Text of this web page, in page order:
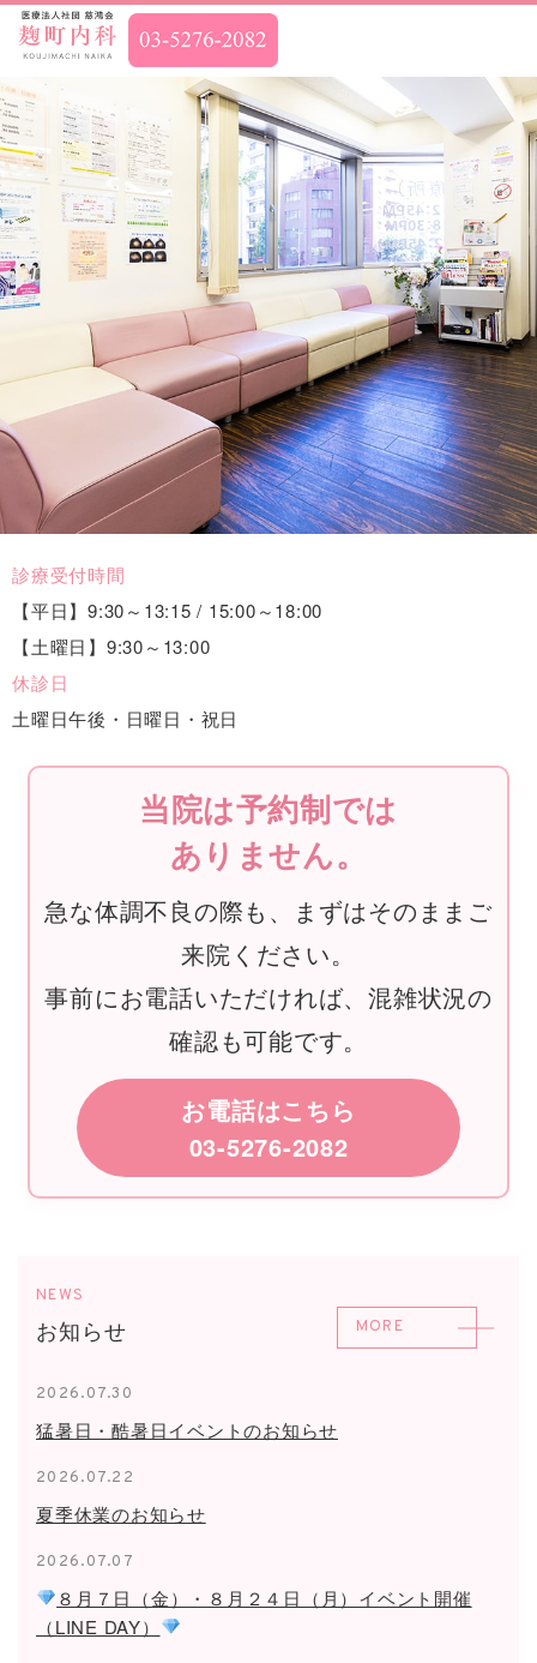
診療受付時間
【平日】9:30～13:15 / 15:00～18:00
【土曜日】9:30～13:00
休診日
土曜日午後・日曜日・祝日
当院は予約制では
ありません。
急な体調不良の際も、まずはそのままご
来院ください。
事前にお電話いただければ、混雑状況の
確認も可能です。
お電話はこちら
03-5276-2082
NEWS
お知らせ MORE
2026.07.30
猛暑日・酷暑日イベントのお知らせ
2026.07.22
夏季休業のお知らせ
2026.07.07
８月７日（金）・８月２４日（月）イベント開催
（LINE DAY）